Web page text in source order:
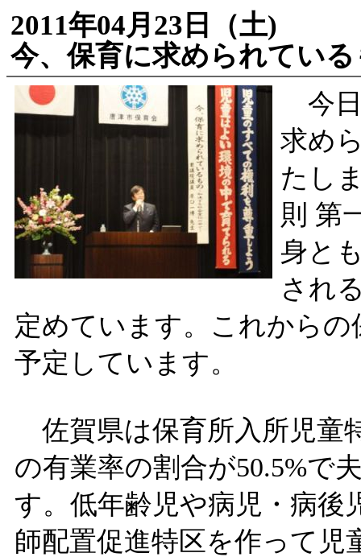
2011年04月23日（土)
今、保育に求められてい
今日
求め
たし
則 第
身と
され
定めています。これから
予定しています。
佐賀県は保育所入所児童
の有業率の割合が50.5%で
す。低年齢児や病児・病後
師配置促進特区を作って